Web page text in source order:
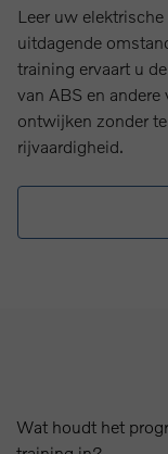
Leer uw
uitdagende
training ervaart u
van ABS en
ontwijken zonder
rijvaardigheid.
Wat houdt het